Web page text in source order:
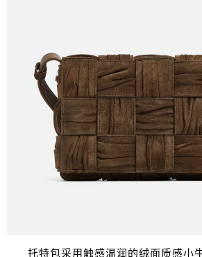
托特包采用触感温润的绒面质感小